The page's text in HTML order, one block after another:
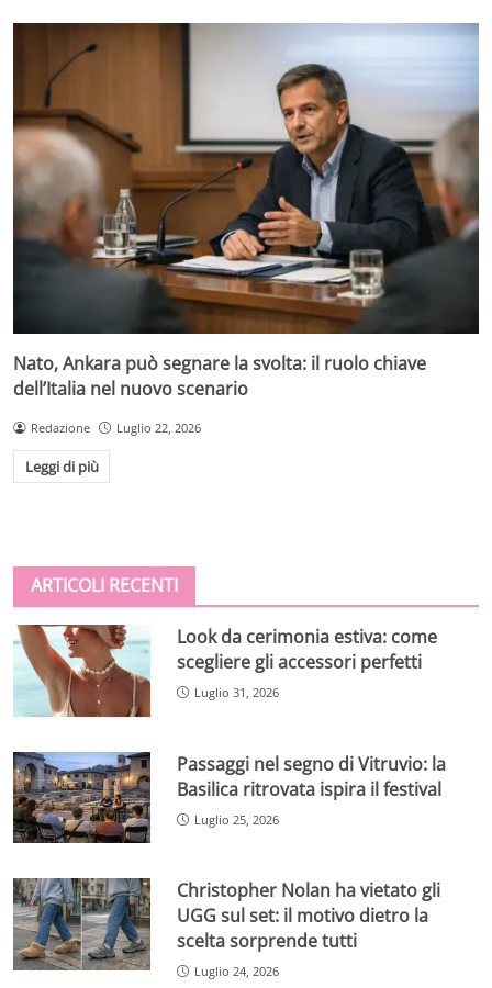
Nato, Ankara può segnare la svolta: il ruolo chiave
dell’Italia nel nuovo scenario
Redazione Luglio 22, 2026
Leggi di più
ARTICOLI RECENTI
Look da cerimonia estiva: come
scegliere gli accessori perfetti
Luglio 31, 2026
Passaggi nel segno di Vitruvio: la
Basilica ritrovata ispira il festival
Luglio 25, 2026
Christopher Nolan ha vietato gli
UGG sul set: il motivo dietro la
scelta sorprende tutti
Luglio 24, 2026